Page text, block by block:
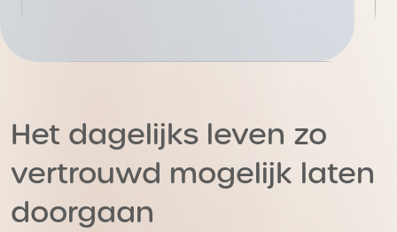
Het dagelijks leven zo
vertrouwd mogelijk laten
doorgaan